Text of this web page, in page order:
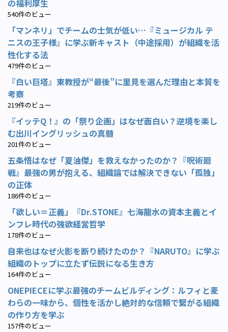
の福利厚生
540件のビュー
「マンネリ」でチームの士気が低い…『ミュージカル テ
ニスの王子様』に学ぶ新キャスト（中途採用）が組織を活
性化する法
479件のビュー
『白い巨塔』東教授が“最後”に里見を選んだ理由と本質を
考察
219件のビュー
『イッテQ！』の「祭り企画」はなぜ面白い？逆境を楽し
む出川イングリッシュの真髄
201件のビュー
五条悟はなぜ「夏油傑」を救えなかったのか？『呪術廻
戦』最強の男が抱える、組織論では解決できない「孤独」
の正体
186件のビュー
「欲しい＝正義」『Dr.STONE』七海龍水の資本主義とイ
ンフレ時代の強欲経営哲学
178件のビュー
自来也はなぜ火影を断り続けたのか？『NARUTO』に学ぶ
組織のトップに立たず伝説になる生き方
164件のビュー
ONEPIECEに学ぶ最強のチームビルディング：ルフィと麦
わらの一味から、個性を活かし絶対的な信頼で繋がる組織
の作り方を学ぶ
157件のビュー